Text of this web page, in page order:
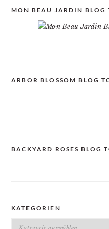
MON BEAU JARDIN BLOG
ARBOR BLOSSOM BLOG
BACKYARD ROSES BLOG
KATEGORIEN
Kategorien